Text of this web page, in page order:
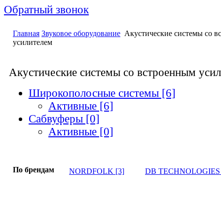
Обратный звонок
Главная Звуковое оборудование Акустические системы со
усилителем
Акустические системы со встроенным
Широкополосные системы [6]
Активные [6]
Сабвуферы [0]
Активные [0]
По брендам NORDFOLK [3] DB